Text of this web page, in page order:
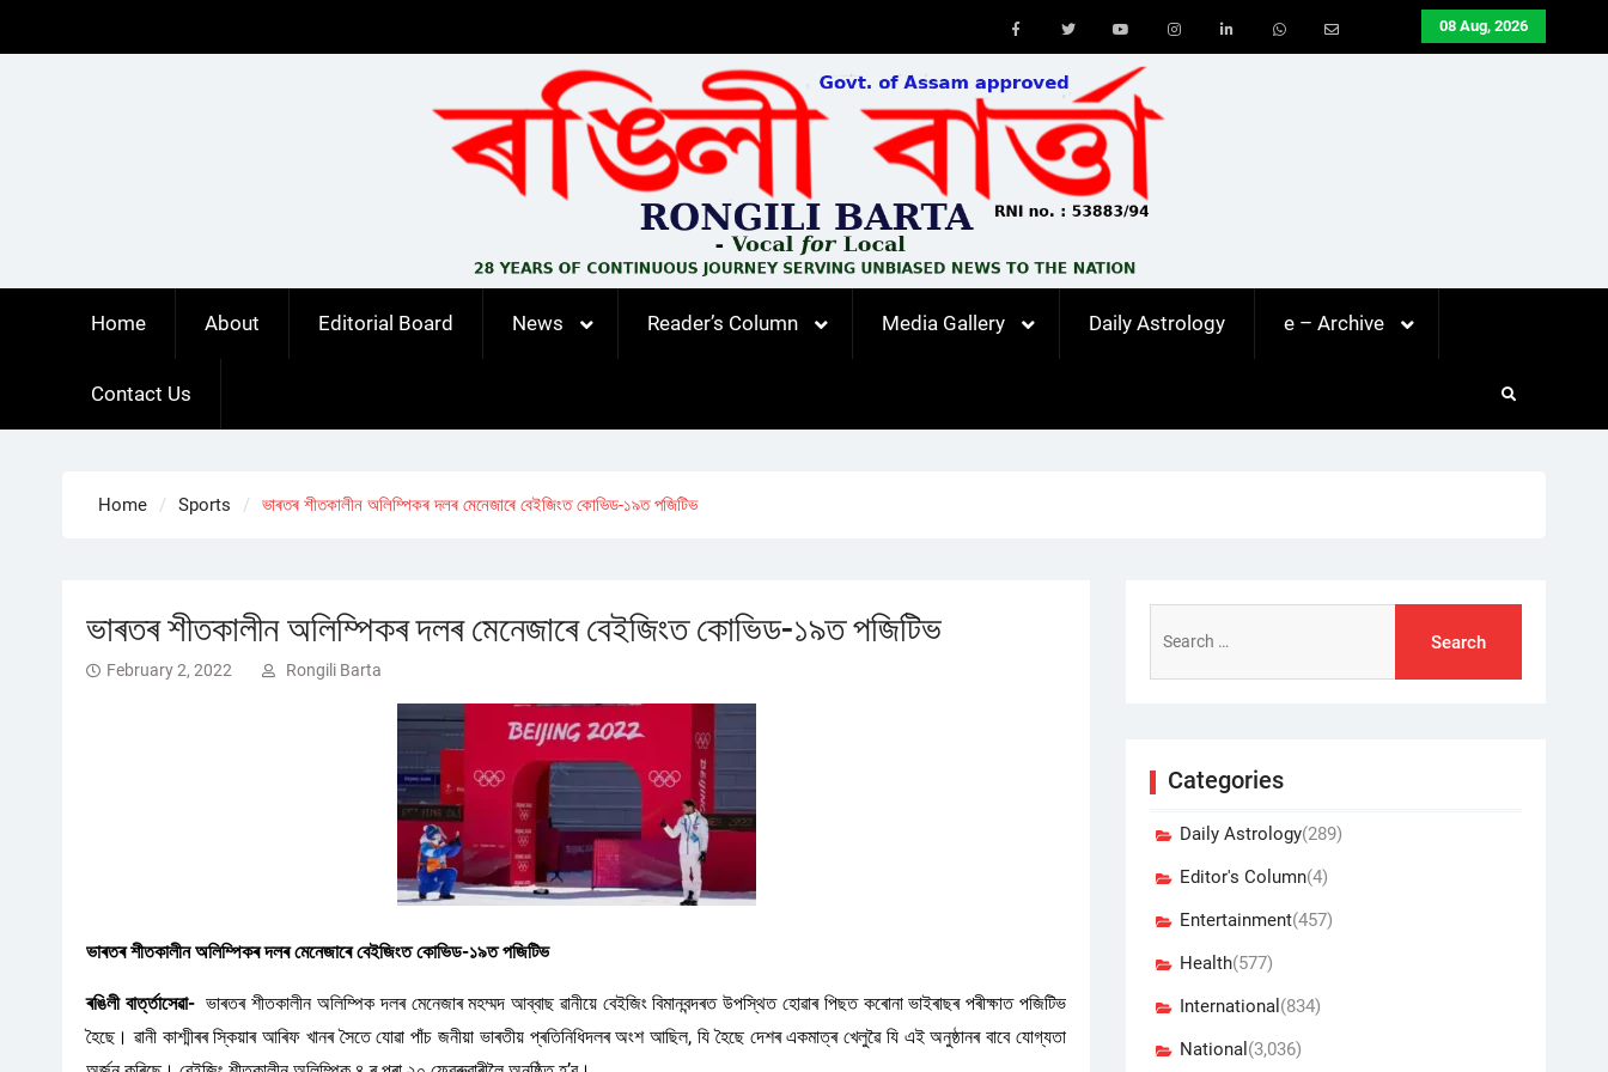
08 Aug, 2026
Youtube
Home About Editorial Board News Reader’s Column Media Gallery Daily Astrology e – Archive
Contact Us
Home Sports ভাৰতৰ শীতকালীন অলিম্পিকৰ দলৰ মেনেজাৰে বেইজিংত কোভিড-১৯ত পজিটিভ
ভাৰতৰ শীতকালীন অলিম্পিকৰ দলৰ মেনেজাৰে বেইজিংত কোভিড-১৯ত পজিটিভ
February 2, 2022 Rongili Barta
ভাৰতৰ শীতকালীন অলিম্পিকৰ দলৰ মেনেজাৰে বেইজিংত কোভিড-১৯ত পজিটিভ
ৰঙিলী বাৰ্ত্তাসেৱা-ভাৰতৰ শীতকালীন অলিম্পিক দলৰ মেনেজাৰ মহম্মদ আব্বাছ ৱানীয়ে বেইজিং বিমানবন্দৰত উপস্থিত হোৱাৰ পিছত কৰোনা ভাইৰাছৰ পৰীক্ষাত পজিটিভ
হৈছে। ৱানী কাশ্মীৰৰ স্কিয়াৰ আৰিফ খানৰ সৈতে যোৱা পাঁচ জনীয়া ভাৰতীয় প্ৰতিনিধিদলৰ অংশ আছিল, যি হৈছে দেশৰ একমাত্ৰ খেলুৱৈ যি এই অনুষ্ঠানৰ বাবে যোগ্যতা
for:
Categories
Daily Astrology(289)
Editor's Column(4)
Entertainment(457)
Health(577)
International (834)
National (3,036)